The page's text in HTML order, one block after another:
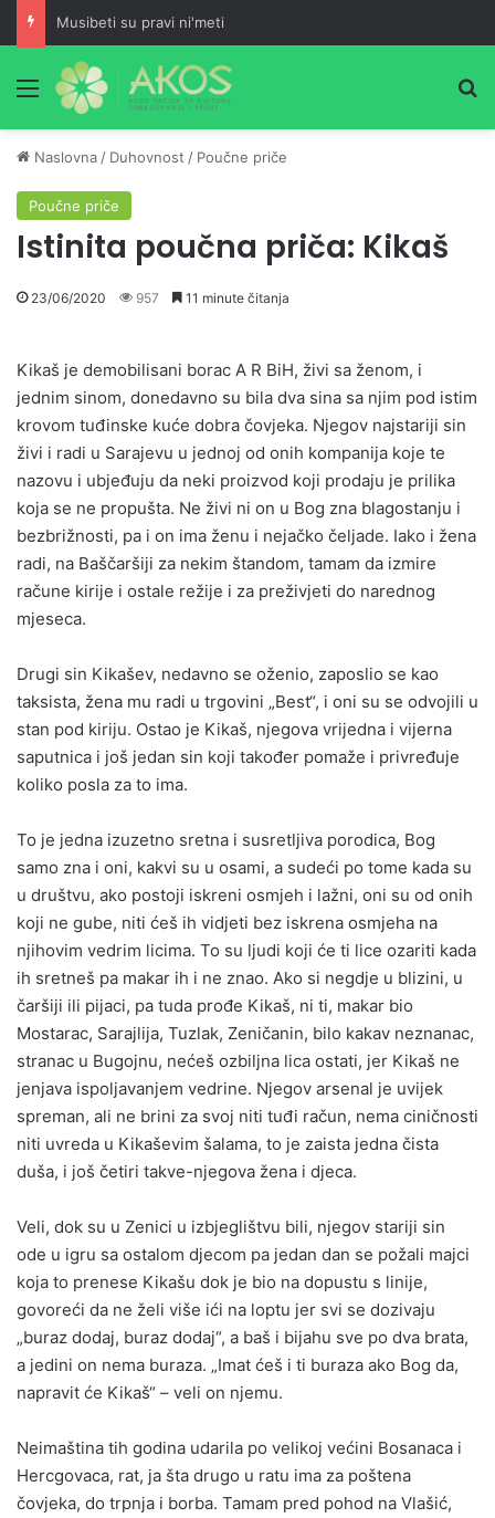
Meni
Naslovna / Duhovnost / Poučne priče
Poučne priče
Istinita poučna priča: Kikaš
23/06/2020 957 11 minute čitanja
Kikaš je demobilisani borac A R BiH, živi sa ženom, i
jednim sinom, donedavno su bila dva sina sa njim pod istim
krovom tuđinske kuće dobra čovjeka. Njegov najstariji sin
živi i radi u Sarajevu u jednoj od onih kompanija koje te
nazovu i ubjeđuju da neki proizvod koji prodaju je prilika
koja se ne propušta. Ne živi ni on u Bog zna blagostanju i
bezbrižnosti, pa i on ima ženu i nejačko čeljade. Iako i žena
radi, na Baščaršiji za nekim štandom, tamam da izmire
račune kirije i ostale režije i za preživjeti do narednog
mjeseca.
Drugi sin Kikašev, nedavno se oženio, zaposlio se kao
taksista, žena mu radi u trgovini „Best“, i oni su se odvojili u
stan pod kiriju. Ostao je Kikaš, njegova vrijedna i vijerna
saputnica i još jedan sin koji također pomaže i privređuje
koliko posla za to ima.
To je jedna izuzetno sretna i susretljiva porodica, Bog
samo zna i oni, kakvi su u osami, a sudeći po tome kada su
u društvu, ako postoji iskreni osmjeh i lažni, oni su od onih
koji ne gube, niti ćeš ih vidjeti bez iskrena osmjeha na
njihovim vedrim licima. To su ljudi koji će ti lice ozariti kada
ih sretneš pa makar ih i ne znao. Ako si negdje u blizini, u
čaršiji ili pijaci, pa tuda prođe Kikaš, ni ti, makar bio
Mostarac, Sarajlija, Tuzlak, Zeničanin, bilo kakav neznanac,
stranac u Bugojnu, nećeš ozbiljna lica ostati, jer Kikaš ne
jenjava ispoljavanjem vedrine. Njegov arsenal je uvijek
spreman, ali ne brini za svoj niti tuđi račun, nema ciničnosti
niti uvreda u Kikaševim šalama, to je zaista jedna čista
duša, i još četiri takve-njegova žena i djeca.
Veli, dok su u Zenici u izbjeglištvu bili, njegov stariji sin
ode u igru sa ostalom djecom pa jedan dan se požali majci
koja to prenese Kikašu dok je bio na dopustu s linije,
govoreći da ne želi više ići na loptu jer svi se dozivaju
„buraz dodaj, buraz dodaj“, a baš i bijahu sve po dva brata,
a jedini on nema buraza. „Imat ćeš i ti buraza ako Bog da,
napravit će Kikaš“ – veli on njemu.
Neimaština tih godina udarila po velikoj većini Bosanaca i
Hercgovaca, rat, ja šta drugo u ratu ima za poštena
čovjeka, do trpnja i borba. Tamam pred pohod na Vlašić,